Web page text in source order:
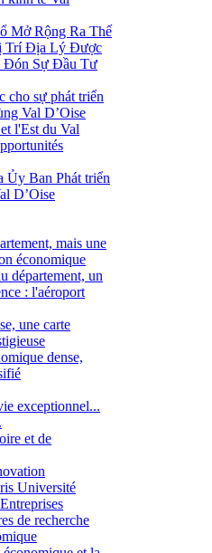
Mở Rộng Ra Thế
Trí Địa Lý Được
Đón Sự Đầu Tư
cho sự phát triển
Val D’Oise
l'Est du Val
Ủy Ban Phát triển
D’Oise
mais une
économique
département, un
: l'aéroport
une carte
dense,
exceptionnel...
et de
Université
de recherche